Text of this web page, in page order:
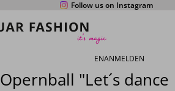
Follow us on Instagram
ENANMELDEN
"Let´s dance